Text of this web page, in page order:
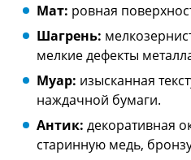
Мат: ровная
Шагрень:
мелкие дефекты
Муар: изысканная
наждачной бумаги.
Антик: декоративная
старинную медь,